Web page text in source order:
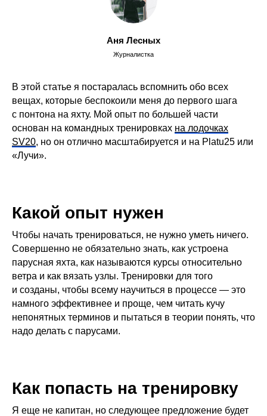
Аня Лесных
Журналистка
В этой статье я постаралась вспомнить обо всех
вещах, которые беспокоили меня до первого шага
с понтона на яхту. Мой опыт по большей части
основан на командных тренировках на лодочках
SV20, но он отлично масштабируется и на Platu25 или
«Лучи».
Какой опыт нужен
Чтобы начать тренироваться, не нужно уметь ничего.
Совершенно не обязательно знать, как устроена
парусная яхта, как называются курсы относительно
ветра и как вязать узлы. Тренировки для того
и созданы, чтобы всему научиться в процессе — это
намного эффективнее и проще, чем читать кучу
непонятных терминов и пытаться в теории понять, что
надо делать с парусами.
Как попасть на тренировку
Я еще не капитан, но следующее предложение будет